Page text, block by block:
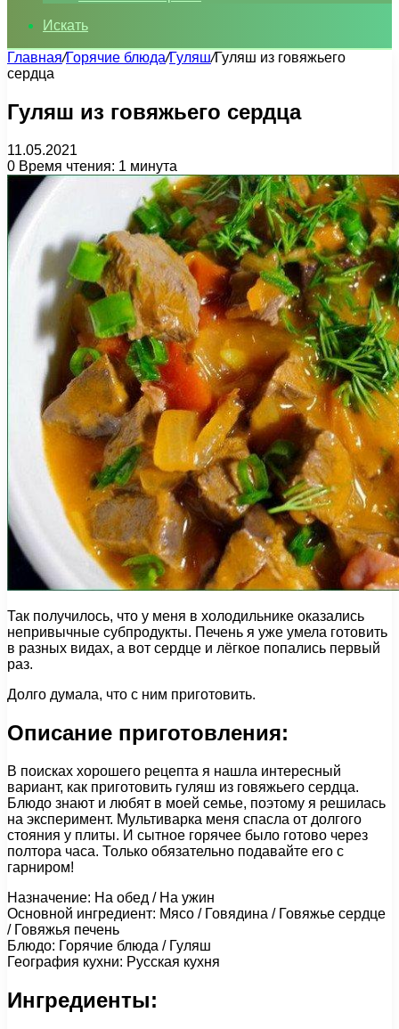
Искать
Главная/Горячие блюда/Гуляш/Гуляш из говяжьего
сердца
Гуляш из говяжьего сердца
11.05.2021
0 Время чтения: 1 минута
Так получилось, что у меня в холодильнике оказались
непривычные субпродукты. Печень я уже умела готовить
в разных видах, а вот сердце и лёгкое попались первый
раз.
Долго думала, что с ним приготовить.
Описание приготовления:
В поисках хорошего рецепта я нашла интересный
вариант, как приготовить гуляш из говяжьего сердца.
Блюдо знают и любят в моей семье, поэтому я решилась
на эксперимент. Мультиварка меня спасла от долгого
стояния у плиты. И сытное горячее было готово через
полтора часа. Только обязательно подавайте его с
гарниром!
Назначение: На обед / На ужин
Основной ингредиент: Мясо / Говядина / Говяжье сердце
/ Говяжья печень
Блюдо: Горячие блюда / Гуляш
География кухни: Русская кухня
Ингредиенты: